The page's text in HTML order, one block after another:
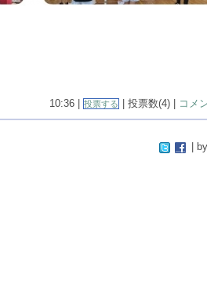
10:36 | 投票する | 投票数(4) | コメ
|